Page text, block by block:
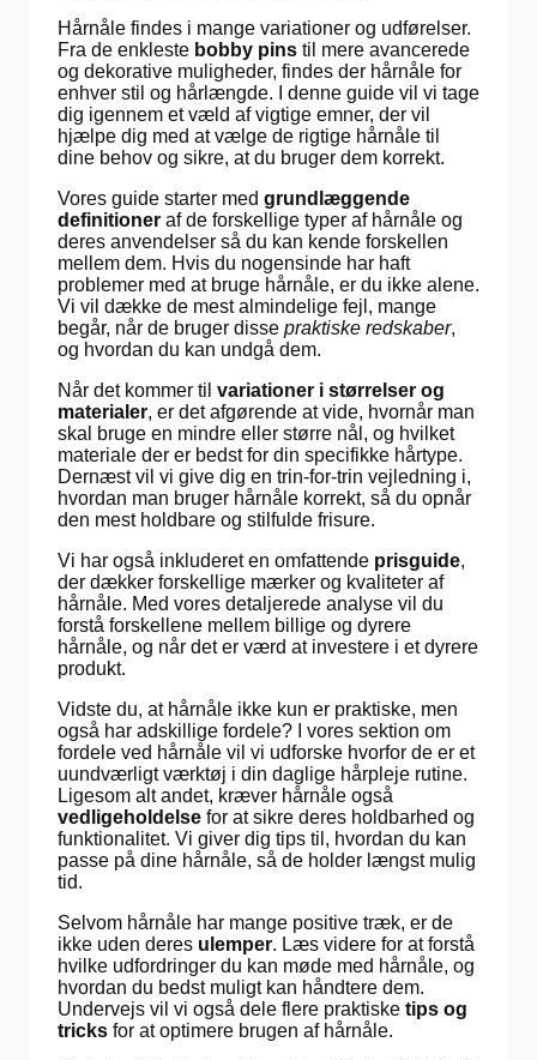
Hårnåle findes i mange variationer og udførelser.
Fra de enkleste bobby pins til mere avancerede
og dekorative muligheder, findes der hårnåle for
enhver stil og hårlængde. I denne guide vil vi tage
dig igennem et væld af vigtige emner, der vil
hjælpe dig med at vælge de rigtige hårnåle til
dine behov og sikre, at du bruger dem korrekt.
Vores guide starter med grundlæggende
definitioner af de forskellige typer af hårnåle og
deres anvendelser så du kan kende forskellen
mellem dem. Hvis du nogensinde har haft
problemer med at bruge hårnåle, er du ikke alene.
Vi vil dække de mest almindelige fejl, mange
begår, når de bruger disse praktiske redskaber,
og hvordan du kan undgå dem.
Når det kommer til variationer i størrelser og
materialer, er det afgørende at vide, hvornår man
skal bruge en mindre eller større nål, og hvilket
materiale der er bedst for din specifikke hårtype.
Dernæst vil vi give dig en trin-for-trin vejledning i,
hvordan man bruger hårnåle korrekt, så du opnår
den mest holdbare og stilfulde frisure.
Vi har også inkluderet en omfattende prisguide,
der dækker forskellige mærker og kvaliteter af
hårnåle. Med vores detaljerede analyse vil du
forstå forskellene mellem billige og dyrere
hårnåle, og når det er værd at investere i et dyrere
produkt.
Vidste du, at hårnåle ikke kun er praktiske, men
også har adskillige fordele? I vores sektion om
fordele ved hårnåle vil vi udforske hvorfor de er et
uundværligt værktøj i din daglige hårpleje rutine.
Ligesom alt andet, kræver hårnåle også
vedligeholdelse for at sikre deres holdbarhed og
funktionalitet. Vi giver dig tips til, hvordan du kan
passe på dine hårnåle, så de holder længst mulig
tid.
Selvom hårnåle har mange positive træk, er de
ikke uden deres ulemper. Læs videre for at forstå
hvilke udfordringer du kan møde med hårnåle, og
hvordan du bedst muligt kan håndtere dem.
Undervejs vil vi også dele flere praktiske tips og
tricks for at optimere brugen af hårnåle.